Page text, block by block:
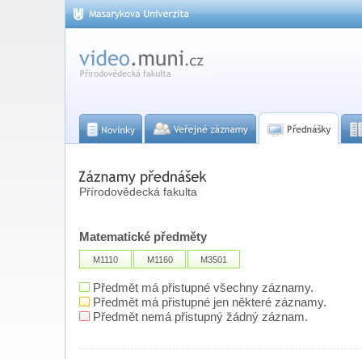
Přírodovědecká fakulta
Matematické předměty
M1110 M1160 M3501
Předmět má přistupné všechny záznamy.
Předmět má přistupné jen některé záznamy.
Předmět nemá přistupný žádný záznam.